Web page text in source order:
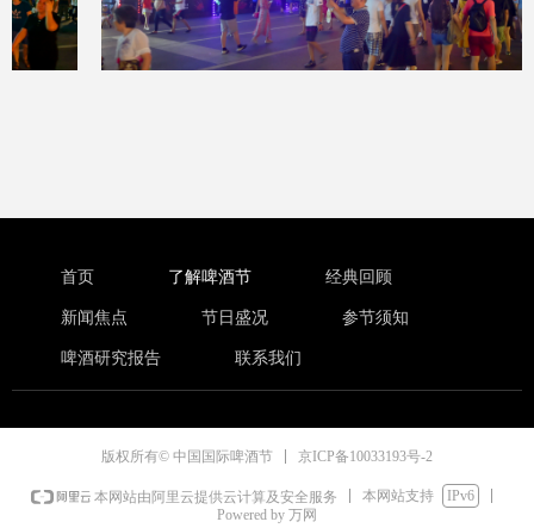
首页 了解啤酒节 经典回顾
新闻焦点 节日盛况 参节须知
啤酒研究报告 联系我们
版权所有© 中国国际啤酒节 京ICP备10033193号-2
本网站由阿里云提供云计算及安全服务 本网站支持
IPv6
Powered by 万网